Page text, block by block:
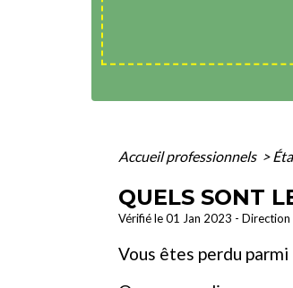
Accueil professionnels >
QUELS SONT
Vérifié le 01 Jan 2023 -
Vous êtes perdu